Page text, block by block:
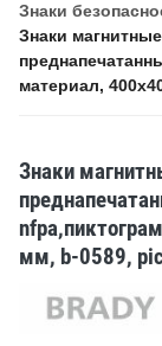
Знаки
Знаки
материал,
Знаки
мм, b-0589,